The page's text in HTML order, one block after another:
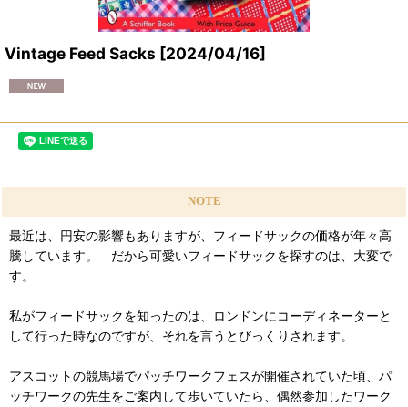
Vintage Feed Sacks [2024/04/16]
NOTE
最近は、円安の影響もありますが、フィードサックの価格が年々高
騰しています。 だから可愛いフィードサックを探すのは、大変で
す。
私がフィードサックを知ったのは、ロンドンにコーディネーターと
して行った時なのですが、それを言うとびっくりされます。
アスコットの競馬場でパッチワークフェスが開催されていた頃、パ
ッチワークの先生をご案内して歩いていたら、偶然参加したワーク